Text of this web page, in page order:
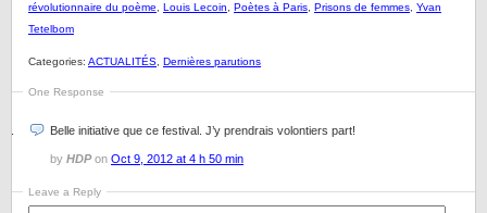
révolutionnaire du poème
Louis Lecoin Poètes à Paris Prisons de femmes Yvan
Tetelbom
Categories: ACTUALITÉS Dernières parutions
One Response
Belle initiative que ce festival. J’y prendrais volontiers part!
by HDPon Oct 9, 2012 at 4 h 50 min
Leave a Reply